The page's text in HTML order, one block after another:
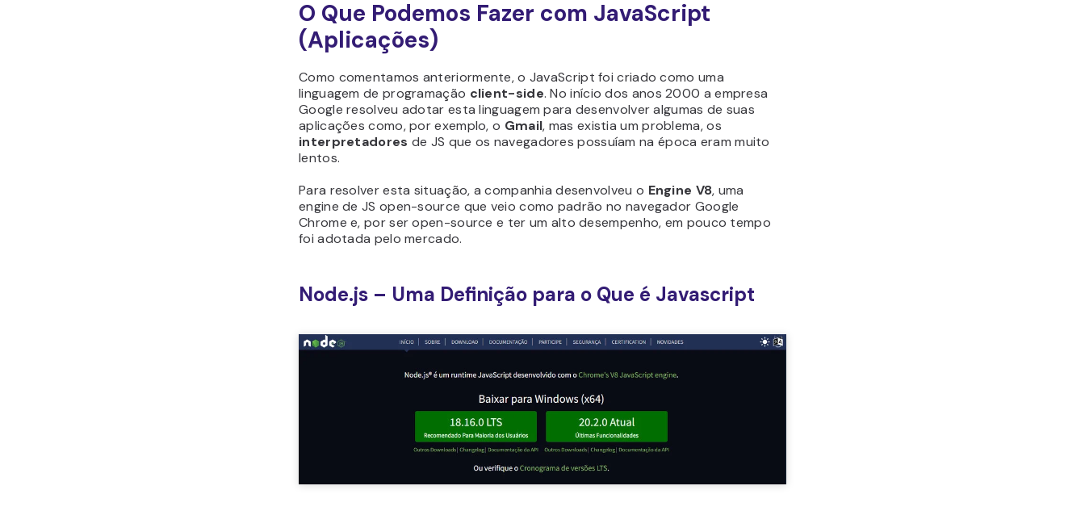
O Que Podemos Fazer com JavaScript
(Aplicações)
Como comentamos anteriormente, o JavaScript foi criado como uma
linguagem de programação client-side. No início dos anos 2000 a empresa
Google resolveu adotar esta linguagem para desenvolver algumas de suas
aplicações como, por exemplo, o Gmail, mas existia um problema, os
interpretadores de JS que os navegadores possuíam na época eram muito
lentos.
Para resolver esta situação, a companhia desenvolveu o Engine V8, uma
engine de JS open-source que veio como padrão no navegador Google
Chrome e, por ser open-source e ter um alto desempenho, em pouco tempo
foi adotada pelo mercado.
Node.js – Uma Definição para o Que é Javascript